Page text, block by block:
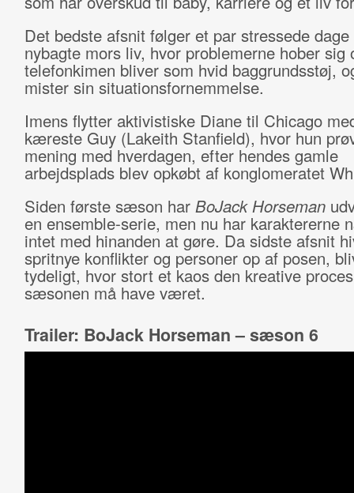
Det bedste afsnit følger et par stressede dage
nybagte mors liv, hvor problemerne hober sig
telefonkimen bliver som hvid baggrundsstøj,
mister sin situationsfornemmelse.
Imens flytter aktivistiske Diane til Chicago
kæreste Guy (Lakeith Stanfield), hvor hun
mening med hverdagen, efter hendes gamle
arbejdsplads blev opkøbt af konglomeratet
Siden første sæson har BoJack Horseman
en ensemble-serie, men nu har karaktererne
intet med hinanden at gøre. Da sidste afsnit
spritnye konflikter og personer op af posen,
tydeligt, hvor stort et kaos den kreative
sæsonen må have været.
Trailer: BoJack Horseman – sæson 6